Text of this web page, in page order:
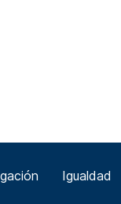
Igualdad